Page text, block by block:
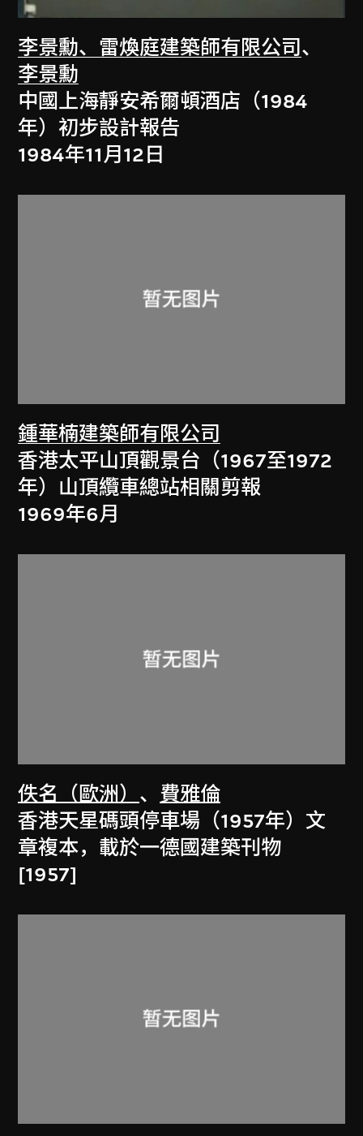
李景勳、雷煥庭建築師有限公司 、
李景勳
中國上海靜安希爾頓酒店（1984
年）初步設計報告
1984年11月12日
鍾華楠建築師有限公司
香港太平山頂觀景台（1967至1972
年）山頂纜車總站相關剪報
1969年6月
佚名（歐洲） 、 費雅倫
香港天星碼頭停車場（1957年）文
章複本，載於一德國建築刊物
[1957]